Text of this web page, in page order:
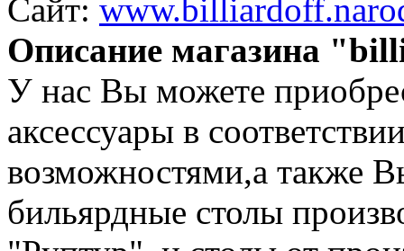
Сайт:
Описание магазина
У нас Вы можете
аксессуары в
возможностями,а также
бильярдные столы